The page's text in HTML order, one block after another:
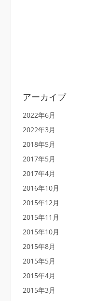
アーカイブ
2022年6月
2022年3月
2018年5月
2017年5月
2017年4月
2016年10月
2015年12月
2015年11月
2015年10月
2015年8月
2015年5月
2015年4月
2015年3月